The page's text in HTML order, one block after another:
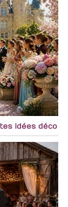
idées déco